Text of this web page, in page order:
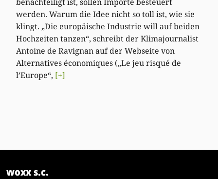
werden. Warum die Idee nicht so toll ist, wie sie
klingt. „Die europäische Industrie will auf beiden
Hochzeiten tanzen“, schreibt der Klimajournalist
Antoine de Ravignan auf der Webseite von
Alternatives économiques („Le jeu risqué de
l’Europe“, [+]
woxx s.c.